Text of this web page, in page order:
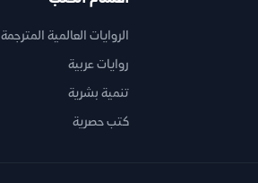
الروايات العالمية المترجمة
روايات عربية
تنمية بشرية
كتب حصرية